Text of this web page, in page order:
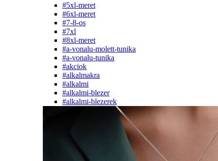
#5xl-meret
#6xl-meret
#7-8-os
#7xl
#8xl-meret
#a-vonalu-molett-tunika
#a-vonalu-tunika
#akciok
#alkalmakra
#alkalmi
#alkalmi-blezer
#alkalmi-blezerek